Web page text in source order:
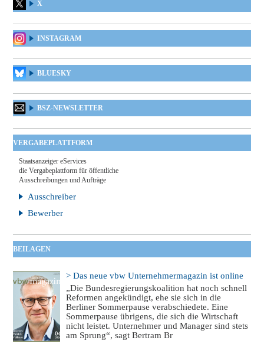
X
INSTAGRAM
BLUESKY
BSZ-NEWSLETTER
VERGABEPLATTFORM
Staatsanzeiger eServices
die Vergabeplattform für öffentliche
Ausschreibungen und Aufträge
Ausschreiber
Bewerber
BEILAGEN
> Das neue vbw Unternehmermagazin ist online
„Die Bundesregierungskoalition hat noch schnell
Reformen angekündigt, ehe sie sich in die
Berliner Sommerpause verabschiedete. Eine
Sommerpause übrigens, die sich die Wirtschaft
nicht leistet. Unternehmer und Manager sind stets
am Sprung“, sagt Bertram Br